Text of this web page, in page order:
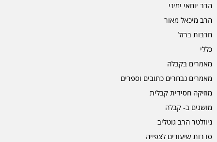
הרב יוחאי ימיני
הרב מיכאל מאור
חרבות ברזל
כללי
מאמרים בקבלה
מאמרים נבחרים כתובים וספרים
מוזיקה חסידית קבלית
מושגים ב- קבלה
ניוזלטר הרב גוטליב
סדרות שיעורים לצפייה